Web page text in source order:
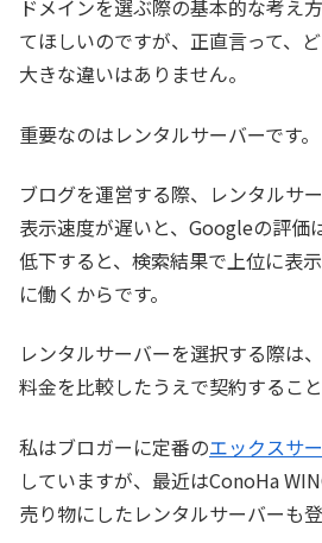
ドメインを選ぶ際の基本的な考え
てほしいのですが、正直言って、
大きな違いはありません。
重要なのはレンタルサーバーです。
ブログを運営する際、レンタルサ
表示速度が遅いと、Googleの評価
低下すると、検索結果で上位に表
に働くからです。
レンタルサーバーを選択する際
料金を比較したうえで契約するこ
私はブロガーに定番のエックスサ
していますが、最近はConoHa
売り物にしたレンタルサーバーも登